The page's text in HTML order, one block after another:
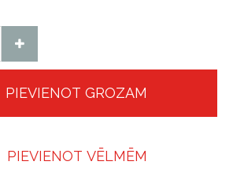
PIEVIENOT GROZAM
PIEVIENOT VĒLMĒM